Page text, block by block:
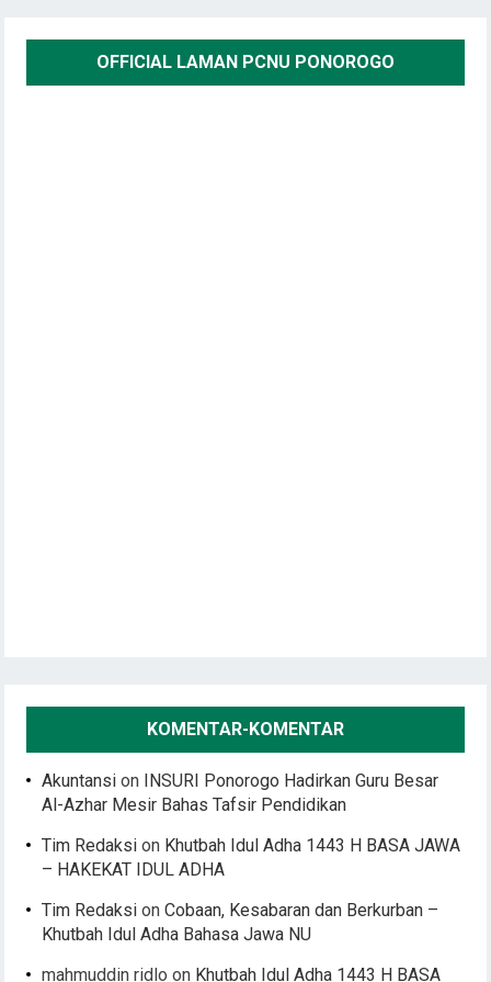
OFFICIAL LAMAN PCNU PONOROGO
KOMENTAR-KOMENTAR
Akuntansi on INSURI Ponorogo Hadirkan Guru Besar
Al-Azhar Mesir Bahas Tafsir Pendidikan
Tim Redaksi on Khutbah Idul Adha 1443 H BASA JAWA
– HAKEKAT IDUL ADHA
Tim Redaksi onCobaan, Kesabaran dan Berkurban –
Khutbah Idul Adha Bahasa Jawa NU
mahmuddin ridlo on Khutbah Idul Adha 1443 H BASA